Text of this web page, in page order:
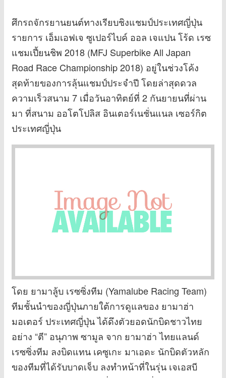
ศึกรถจักรยานยนต์ทางเรียบชิงแชมป์ประเทศญี่ปุ่น
รายการ เอ็มเอฟเจ ซูเปอร์ไบค์ ออล เจแปน โร้ด เรซ
แชมเปี้ยนชิพ 2018 (MFJ Superbike All Japan
Road Race Championship 2018) อยู่ในช่วงโค้ง
สุดท้ายของการลุ้นแชมป์ประจำปี โดยล่าสุดดวล
ความเร็วสนาม 7 เมื่อวันอาทิตย์ที่ 2 กันยายนที่ผ่าน
มา ที่สนาม ออโตโปลิส อินเตอร์เนชั่นแนล เซอร์กิต
ประเทศญี่ปุ่น
โดย ยามาลู้บ เรซซิ่งทีม (Yamalube Racing Team)
ทีมชั้นนำของญี่ปุ่นภายใต้การดูแลของ ยามาฮ่า
มอเตอร์ ประเทศญี่ปุ่น ได้ดึงตัวยอดนักบิดชาวไทย
อย่าง “ตี” อนุภาพ ซามูล จาก ยามาฮ่า ไทยแลนด์
เรซซิ่งทีม ลงบิดแทน เคซูเกะ มาเอดะ นักบิดตัวหลัก
ของทีมที่ได้รับบาดเจ็บ ลงทำหน้าที่ในรุ่น เจเอสบี